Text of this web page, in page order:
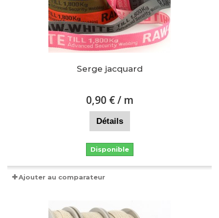
Serge jacquard
0,90 €/ m
Détails
Disponible
Ajouter au comparateur